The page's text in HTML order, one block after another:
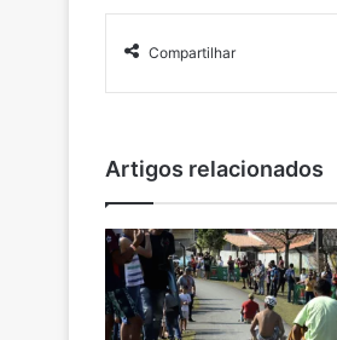
Compartilhar
Artigos relacionados